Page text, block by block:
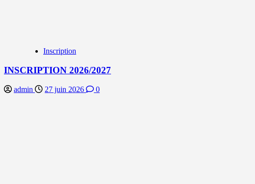
Inscription
INSCRIPTION 2026/2027
admin 27 juin 2026 0